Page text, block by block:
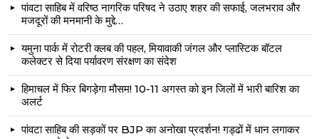
पांवटा साहिब में वरिष्ठ नागरिक परिषद ने उठाए शहर की सफाई, जलभराव और
मजदूरों की मनमानी के मुद्दे…
यमुना पार्क में रोटरी क्लब की पहल, मियावाकी जंगल और प्लास्टिक बॉटल
कलेक्टर से दिया पर्यावरण संरक्षण का संदेश
हिमाचल में फिर बिगड़ेगा मौसम! 10-11 अगस्त को इन जिलों में भारी बारिश का
अलर्ट
पांवटा साहिब की सड़कों पर BJP का अनोखा प्रदर्शन! गड्ढों में धान लगाकर